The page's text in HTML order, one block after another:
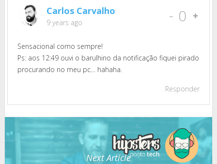
Carlos Carvalho
9 years ago - 0
Sensacional como sempre!
Ps: aos 12:49 ouvi o barulhino da notificação fiquei pirado
procurando no meu pc… hahaha.
Responder
Next Article